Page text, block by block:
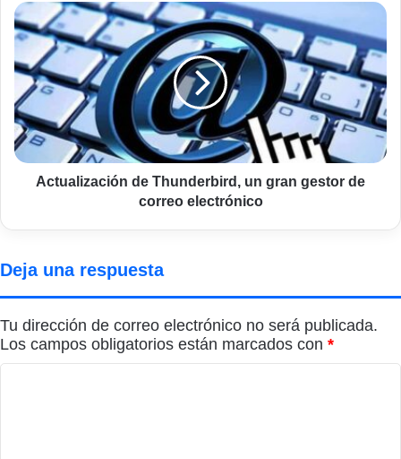
Actualización
de
Thunderbird,
un
gran
gestor
de
correo
electrónico
Actualización de Thunderbird, un gran gestor de
correo electrónico
Deja una respuesta
Tu dirección de correo electrónico no será publicada.
Los campos obligatorios están marcados con *